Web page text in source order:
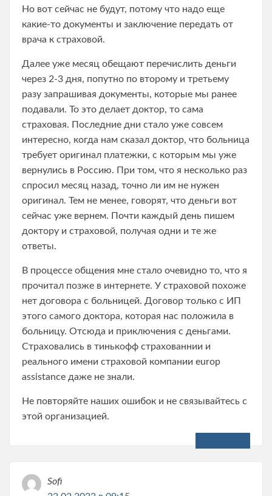
Но вот сейчас не будут, потому что надо еще
какие-то документы и заключение передать от
врача к страховой.
Далее уже месяц обещают перечислить деньги
через 2-3 дня, попутно по второму и третьему
разу запрашивая документы, которые мы ранее
подавали. То это делает доктор, то сама
страховая. Последние дни стало уже совсем
интересно, когда нам сказал доктор, что больница
требует оригинал платежки, с которым мы уже
вернулись в Россию. При том, что я несколько раз
спросил месяц назад, точно ли им не нужен
оригинал. Тем не менее, говорят, что деньги вот
сейчас уже вернем. Почти каждый день пишем
доктору и страховой, получая одни и те же
ответы.
В процессе общения мне стало очевидно то, что я
прочитал позже в интернете. У страховой похоже
нет договора с больницей. Договор только с ИП
этого самого доктора, которая нас положила в
больницу. Отсюда и приключения с деньгами.
Страховались в тинькофф страхованнии и
реального имени страховой компании europ
assistance даже не знали.
Не повторяйте наших ошибок и не связывайтесь с
этой организацией.
Sofi